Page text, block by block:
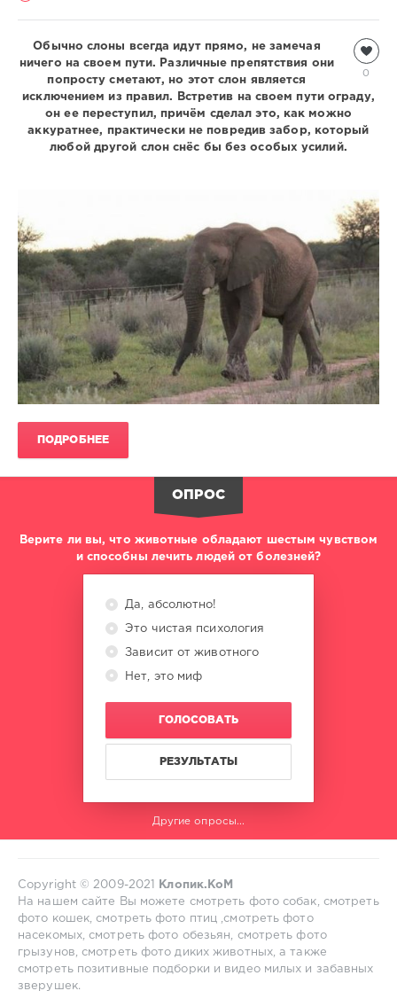
Дикие
животные
Natalja
2
111
0
0
Обычно слоны всегда идут прямо, не замечая
ничего на своем пути. Различные препятствия они
попросту сметают, но этот слон является
исключением из правил. Встретив на своем пути ограду,
он ее переступил, причём сделал это, как можно
аккуратнее, практически не повредив забор, который
любой другой слон снёс бы без особых усилий.
ПОДРОБНЕЕ
ОПРОС
Верите ли вы, что животные обладают шестым чувством
и способны лечить людей от болезней?
Да, абсолютно!
Это чистая психология
Зависит от животного
Нет, это миф
ГОЛОСОВАТЬ
РЕЗУЛЬТАТЫ
Другие опросы...
Copyright © 2009-2021
Клопик.КоМ
На нашем сайте Вы можете смотреть фото собак, смотреть
фото кошек, смотреть фото птиц ,смотреть фото
насекомых, смотреть фото обезьян, смотреть фото
грызунов, смотреть фото диких животных, а также
смотреть позитивные подборки и видео милых и забавных
зверушек.